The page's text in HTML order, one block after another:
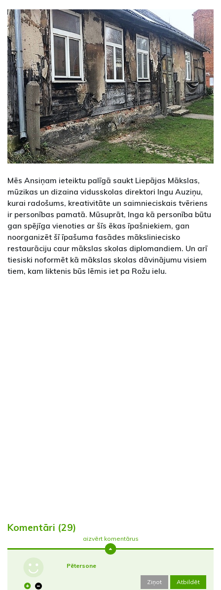
Mēs Ansiņam ieteiktu palīgā saukt Liepājas Mākslas,
mūzikas un dizaina vidusskolas direktori Ingu Auziņu,
kurai radošums, kreativitāte un saimnieciskais tvēriens
ir personības pamatā. Mūsuprāt, Inga kā personība būtu
gan spējīga vienoties ar šīs ēkas īpašniekiem, gan
noorganizēt šī īpašuma fasādes māksliniecisko
restaurāciju caur mākslas skolas diplomandiem. Un arī
tiesiski noformēt kā mākslas skolas dāvinājumu visiem
tiem, kam liktenis būs lēmis iet pa Rožu ielu.
Komentāri (29)
aizvērt komentārus
Pētersone
Ziņot Atbildēt